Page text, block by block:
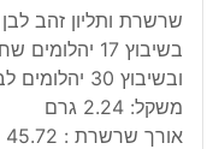
שרשרת ותליון זהב לבן 10 קרט
בשיבוץ 17 יהלומים שחורים 0.24 קרט ניקיון: na
ובשיבוץ 30 יהלומים לבנים 0.20 קרט ניקיון: s13
משקל: 2.24 גרם
אורך שרשרת : 45.72 ס"מ